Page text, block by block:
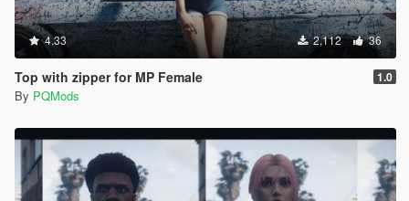
4.33 2,112 36
Top with zipper for MP Female 1.0
By PQMods